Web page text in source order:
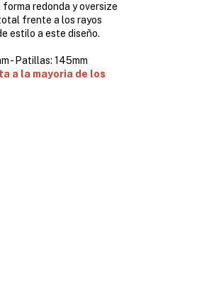
redonda y oversize
frente a los rayos
estilo a este diseño.
- Patillas: 145mm
a la mayoria de los